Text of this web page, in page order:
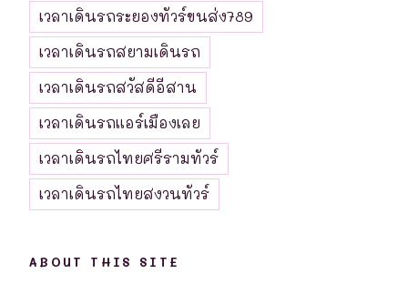
เวลาเดินรถระยองทัวร์ขนส่ง789
เวลาเดินรถสยามเดินรถ
เวลาเดินรถสวัสดีอีสาน
เวลาเดินรถแอร์เมืองเลย
เวลาเดินรถไทยศรีรามทัวร์
เวลาเดินรถไทยสงวนทัวร์
ABOUT THIS SITE